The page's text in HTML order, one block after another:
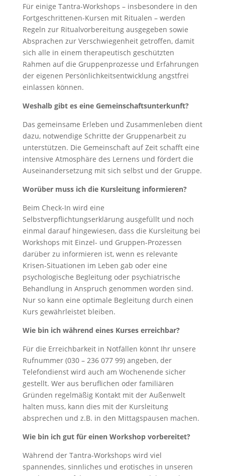
Für einige Tantra-Workshops – insbesondere in den
Fortgeschrittenen-Kursen mit Ritualen – werden
Regeln zur Ritualvorbereitung ausgegeben sowie
Absprachen zur Verschwiegenheit getroffen, damit
sich alle in einem therapeutisch geschützten
Rahmen auf die Gruppenprozesse und Erfahrungen
der eigenen Persönlichkeitsentwicklung angstfrei
einlassen können.
Weshalb gibt es eine Gemeinschaftsunterkunft?
Das gemeinsame Erleben und Zusammenleben dient
dazu, notwendige Schritte der Gruppenarbeit zu
unterstützen. Die Gemeinschaft auf Zeit schafft eine
intensive Atmosphäre des Lernens und fördert die
Auseinandersetzung mit sich selbst und der Gruppe.
Worüber muss ich die Kursleitung informieren?
Beim Check-In wird eine
Selbstverpflichtungserklärung ausgefüllt und noch
einmal darauf hingewiesen, dass die Kursleitung bei
Workshops mit Einzel- und Gruppen-Prozessen
darüber zu informieren ist, wenn es relevante
Krisen-Situationen im Leben gab oder eine
psychologische Begleitung oder psychiatrische
Behandlung in Anspruch genommen worden sind.
Nur so kann eine optimale Begleitung durch einen
Kurs gewährleistet bleiben.
Wie bin ich während eines Kurses erreichbar?
Für die Erreichbarkeit in Notfällen könnt Ihr unsere
Rufnummer (030 – 236 077 99) angeben, der
Telefondienst wird auch am Wochenende sicher
gestellt. Wer aus beruflichen oder familiären
Gründen regelmäßig Kontakt mit der Außenwelt
halten muss, kann dies mit der Kursleitung
absprechen und z.B. in den Mittagspausen machen.
Wie bin ich gut für einen Workshop vorbereitet?
Während der Tantra-Workshops wird viel
spannendes, sinnliches und erotisches in unseren